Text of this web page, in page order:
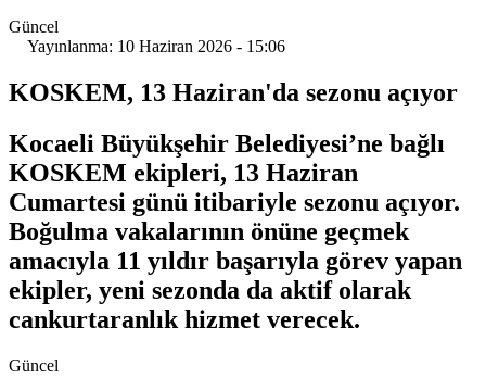
Güncel
Yayınlanma: 10 Haziran 2026 - 15:06
KOSKEM, 13 Haziran'da sezonu açıyor
Kocaeli Büyükşehir Belediyesi’ne bağlı
KOSKEM ekipleri, 13 Haziran
Cumartesi günü itibariyle sezonu açıyor.
Boğulma vakalarının önüne geçmek
amacıyla 11 yıldır başarıyla görev yapan
ekipler, yeni sezonda da aktif olarak
cankurtaranlık hizmet verecek.
Güncel